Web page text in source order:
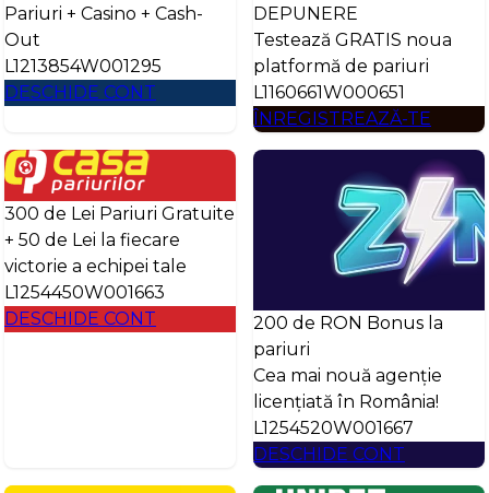
Pariuri + Casino + Cash-
Out
L1213854W001295
DESCHIDE CONT
DEPUNERE
Testează GRATIS noua
platformă de pariuri
L1160661W000651
ÎNREGISTREAZĂ-TE
300 de Lei Pariuri Gratuite
+ 50 de Lei la fiecare
victorie a echipei tale
L1254450W001663
DESCHIDE CONT
200 de RON Bonus la
pariuri
Cea mai nouă agenție
licențiată în România!
L1254520W001667
DESCHIDE CONT